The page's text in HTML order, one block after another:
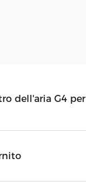
dell'aria G4